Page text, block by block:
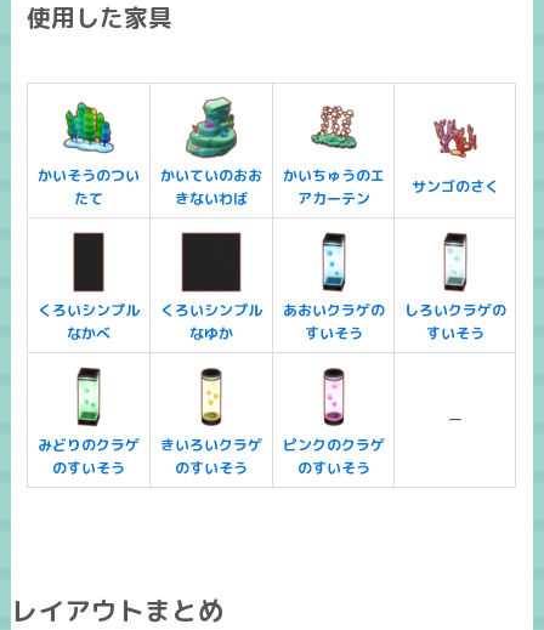
使用した家具
かいそうのつい
たて
かいていのおお
きないわば
かいちゅうのエ
アカーテン
サンゴのさく
くろいシンプル
なかべ
くろいシンプル
なゆか
あおいクラゲの
すいそう
しろいクラゲの
すいそう
みどりのクラゲ
のすいそう
きいろいクラゲ
のすいそう
ピンクのクラゲ
のすいそう
ー
レイアウトまとめ